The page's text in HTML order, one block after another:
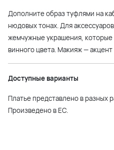
Дополните образ туфлями на
нюдовых тонах. Для
жемчужные украшения,
винного цвета. Макияж —
Доступные варианты
Платье представлено в разных
Произведено в ЕС.